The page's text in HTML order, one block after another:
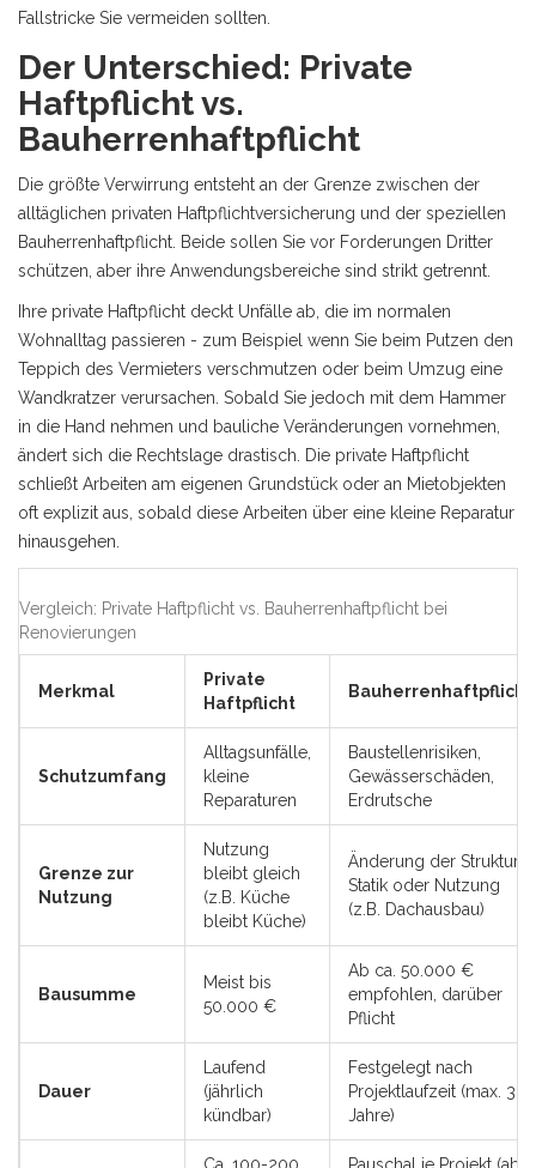
Fallstricke Sie vermeiden sollten.
Der Unterschied: Private
Haftpflicht vs.
Bauherrenhaftpflicht
Die größte Verwirrung entsteht an der Grenze zwischen der
alltäglichen privaten Haftpflichtversicherung und der speziellen
Bauherrenhaftpflicht. Beide sollen Sie vor Forderungen Dritter
schützen, aber ihre Anwendungsbereiche sind strikt getrennt.
Ihre private Haftpflicht deckt Unfälle ab, die im normalen
Wohnalltag passieren - zum Beispiel wenn Sie beim Putzen den
Teppich des Vermieters verschmutzen oder beim Umzug eine
Wandkratzer verursachen. Sobald Sie jedoch mit dem Hammer
in die Hand nehmen und bauliche Veränderungen vornehmen,
ändert sich die Rechtslage drastisch. Die private Haftpflicht
schließt Arbeiten am eigenen Grundstück oder an Mietobjekten
oft explizit aus, sobald diese Arbeiten über eine kleine Reparatur
hinausgehen.
Vergleich: Private Haftpflicht vs. Bauherrenhaftpflicht bei
Renovierungen
Merkmal
Private
Haftpflicht
Bauherrenhaftpflicht
Schutzumfang
Alltagsunfälle,
kleine
Reparaturen
Baustellenrisiken,
Gewässerschäden,
Erdrutsche
Grenze zur
Nutzung
Nutzung
bleibt gleich
(z.B. Küche
bleibt Küche)
Änderung der Struktur,
Statik oder Nutzung
(z.B. Dachausbau)
Bausumme
Meist bis
50.000 €
Ab ca. 50.000 €
empfohlen, darüber
Pflicht
Dauer
Laufend
(jährlich
kündbar)
Festgelegt nach
Projektlaufzeit (max. 3
Jahre)